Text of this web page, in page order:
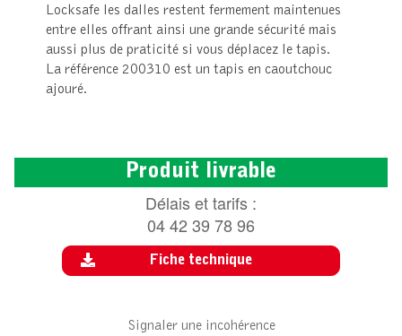
Locksafe les dalles restent fermement maintenues
entre elles offrant ainsi une grande sécurité mais
aussi plus de praticité si vous déplacez le tapis.
La référence 200310 est un tapis en caoutchouc
ajouré.
Produit livrable
Délais et tarifs :
04 42 39 78 96
Fiche technique
Signaler une incohérence